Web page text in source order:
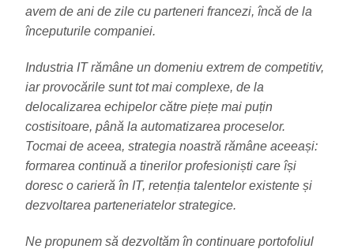
avem de ani de zile cu parteneri francezi, încă de la
începuturile companiei.
Industria IT rămâne un domeniu extrem de competitiv,
iar provocările sunt tot mai complexe, de la
delocalizarea echipelor către piețe mai puțin
costisitoare, până la automatizarea proceselor.
Tocmai de aceea, strategia noastră rămâne aceeași:
formarea continuă a tinerilor profesioniști care își
doresc o carieră în IT, retenția talentelor existente și
dezvoltarea parteneriatelor strategice.
Ne propunem să dezvoltăm în continuare portofoliul